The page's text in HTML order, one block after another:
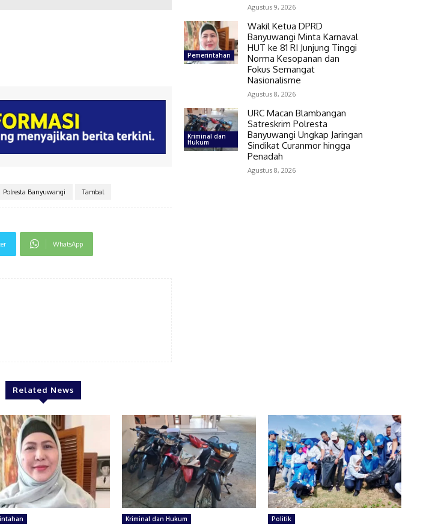
Polresta Banyuwangi Tambal
WhatsApp
Agustus 9, 2026
Pemerintahan
Wakil Ketua DPRD
Banyuwangi Minta Karnaval
HUT ke 81 RI Junjung Tinggi
Norma Kesopanan dan
Fokus Semangat
Nasionalisme
Agustus 8, 2026
Kriminal dan
Hukum
URC Macan Blambangan
Satreskrim Polresta
Banyuwangi Ungkap Jaringan
Sindikat Curanmor hingga
Penadah
Agustus 8, 2026
Related News
Kriminal dan Hukum Politik